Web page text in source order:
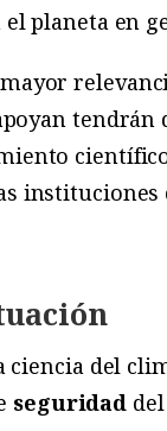
planeta en
instituciones
ciencia del
seguridad